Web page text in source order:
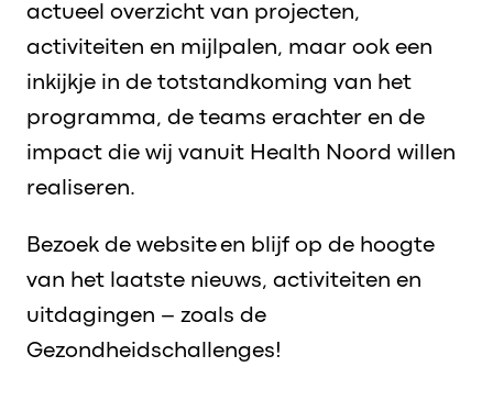
actueel overzicht van projecten,
activiteiten en mijlpalen, maar ook een
inkijkje in de totstandkoming van het
programma, de teams erachter en de
impact die wij vanuit Health Noord willen
realiseren.
Bezoek de website en blijf op de hoogte
van het laatste nieuws, activiteiten en
uitdagingen – zoals de
Gezondheidschallenges!